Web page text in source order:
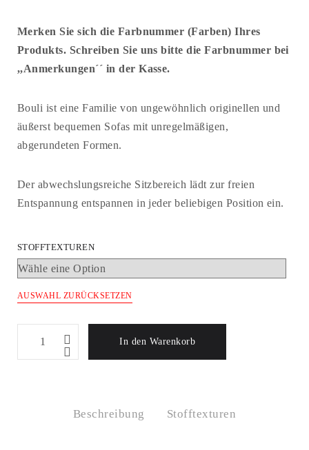
Merken Sie sich die Farbnummer (Farben) Ihres
Produkts. Schreiben Sie uns bitte die Farbnummer bei
,,Anmerkungen´´ in der Kasse.
Bouli ist eine Familie von ungewöhnlich originellen und
äußerst bequemen Sofas mit unregelmäßigen,
abgerundeten Formen.
Der abwechslungsreiche Sitzbereich lädt zur freien
Entspannung entspannen in jeder beliebigen Position ein.
STOFFTEXTUREN
AUSWAHL ZURÜCKSETZEN
In den Warenkorb
Beschreibung Stofftexturen